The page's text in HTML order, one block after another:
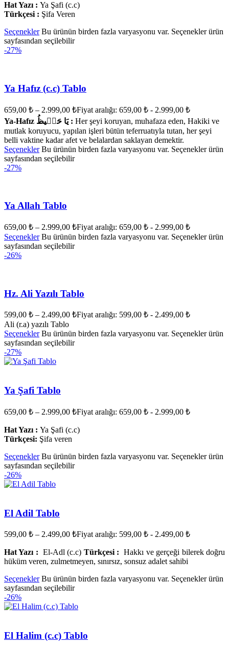
Hat Yazı : Ya Şafi (c.c)
Türkçesi : Şifa Veren
Seçenekler Bu ürünün birden fazla varyasyonu var. Seçenekler ürün
sayfasından seçilebilir
-27%
Ya Hafız (c.c) Tablo
659,00 ₺ – 2.999,00 ₺Fiyat aralığı: 659,00 ₺ - 2.999,00 ₺
Ya-Hafız يَا حَف۪يظُ : Her şeyi koruyan, muhafaza eden, Hakiki ve
mutlak koruyucu, yapılan işleri bütün teferruatıyla tutan, her şeyi
belli vaktine kadar afet ve belalardan saklayan demektir.
Seçenekler Bu ürünün birden fazla varyasyonu var. Seçenekler ürün
sayfasından seçilebilir
-27%
Ya Allah Tablo
659,00 ₺ – 2.999,00 ₺Fiyat aralığı: 659,00 ₺ - 2.999,00 ₺
Seçenekler Bu ürünün birden fazla varyasyonu var. Seçenekler ürün
sayfasından seçilebilir
-26%
Hz. Ali Yazılı Tablo
599,00 ₺ – 2.499,00 ₺Fiyat aralığı: 599,00 ₺ - 2.499,00 ₺
Ali (r.a) yazılı Tablo
Seçenekler Bu ürünün birden fazla varyasyonu var. Seçenekler ürün
sayfasından seçilebilir
-27%
Ya Şafi Tablo
659,00 ₺ – 2.999,00 ₺Fiyat aralığı: 659,00 ₺ - 2.999,00 ₺
Hat Yazı : Ya Şafi (c.c)
Türkçesi: Şifa veren
Seçenekler Bu ürünün birden fazla varyasyonu var. Seçenekler ürün
sayfasından seçilebilir
-26%
El Adil Tablo
599,00 ₺ – 2.499,00 ₺Fiyat aralığı: 599,00 ₺ - 2.499,00 ₺
Hat Yazı : El-Adl (c.c) Türkçesi : Hakkı ve gerçeği bilerek doğru
hüküm veren, zulmetmeyen, sınırsız, sonsuz adalet sahibi
Seçenekler Bu ürünün birden fazla varyasyonu var. Seçenekler ürün
sayfasından seçilebilir
-26%
El Halim (c.c) Tablo